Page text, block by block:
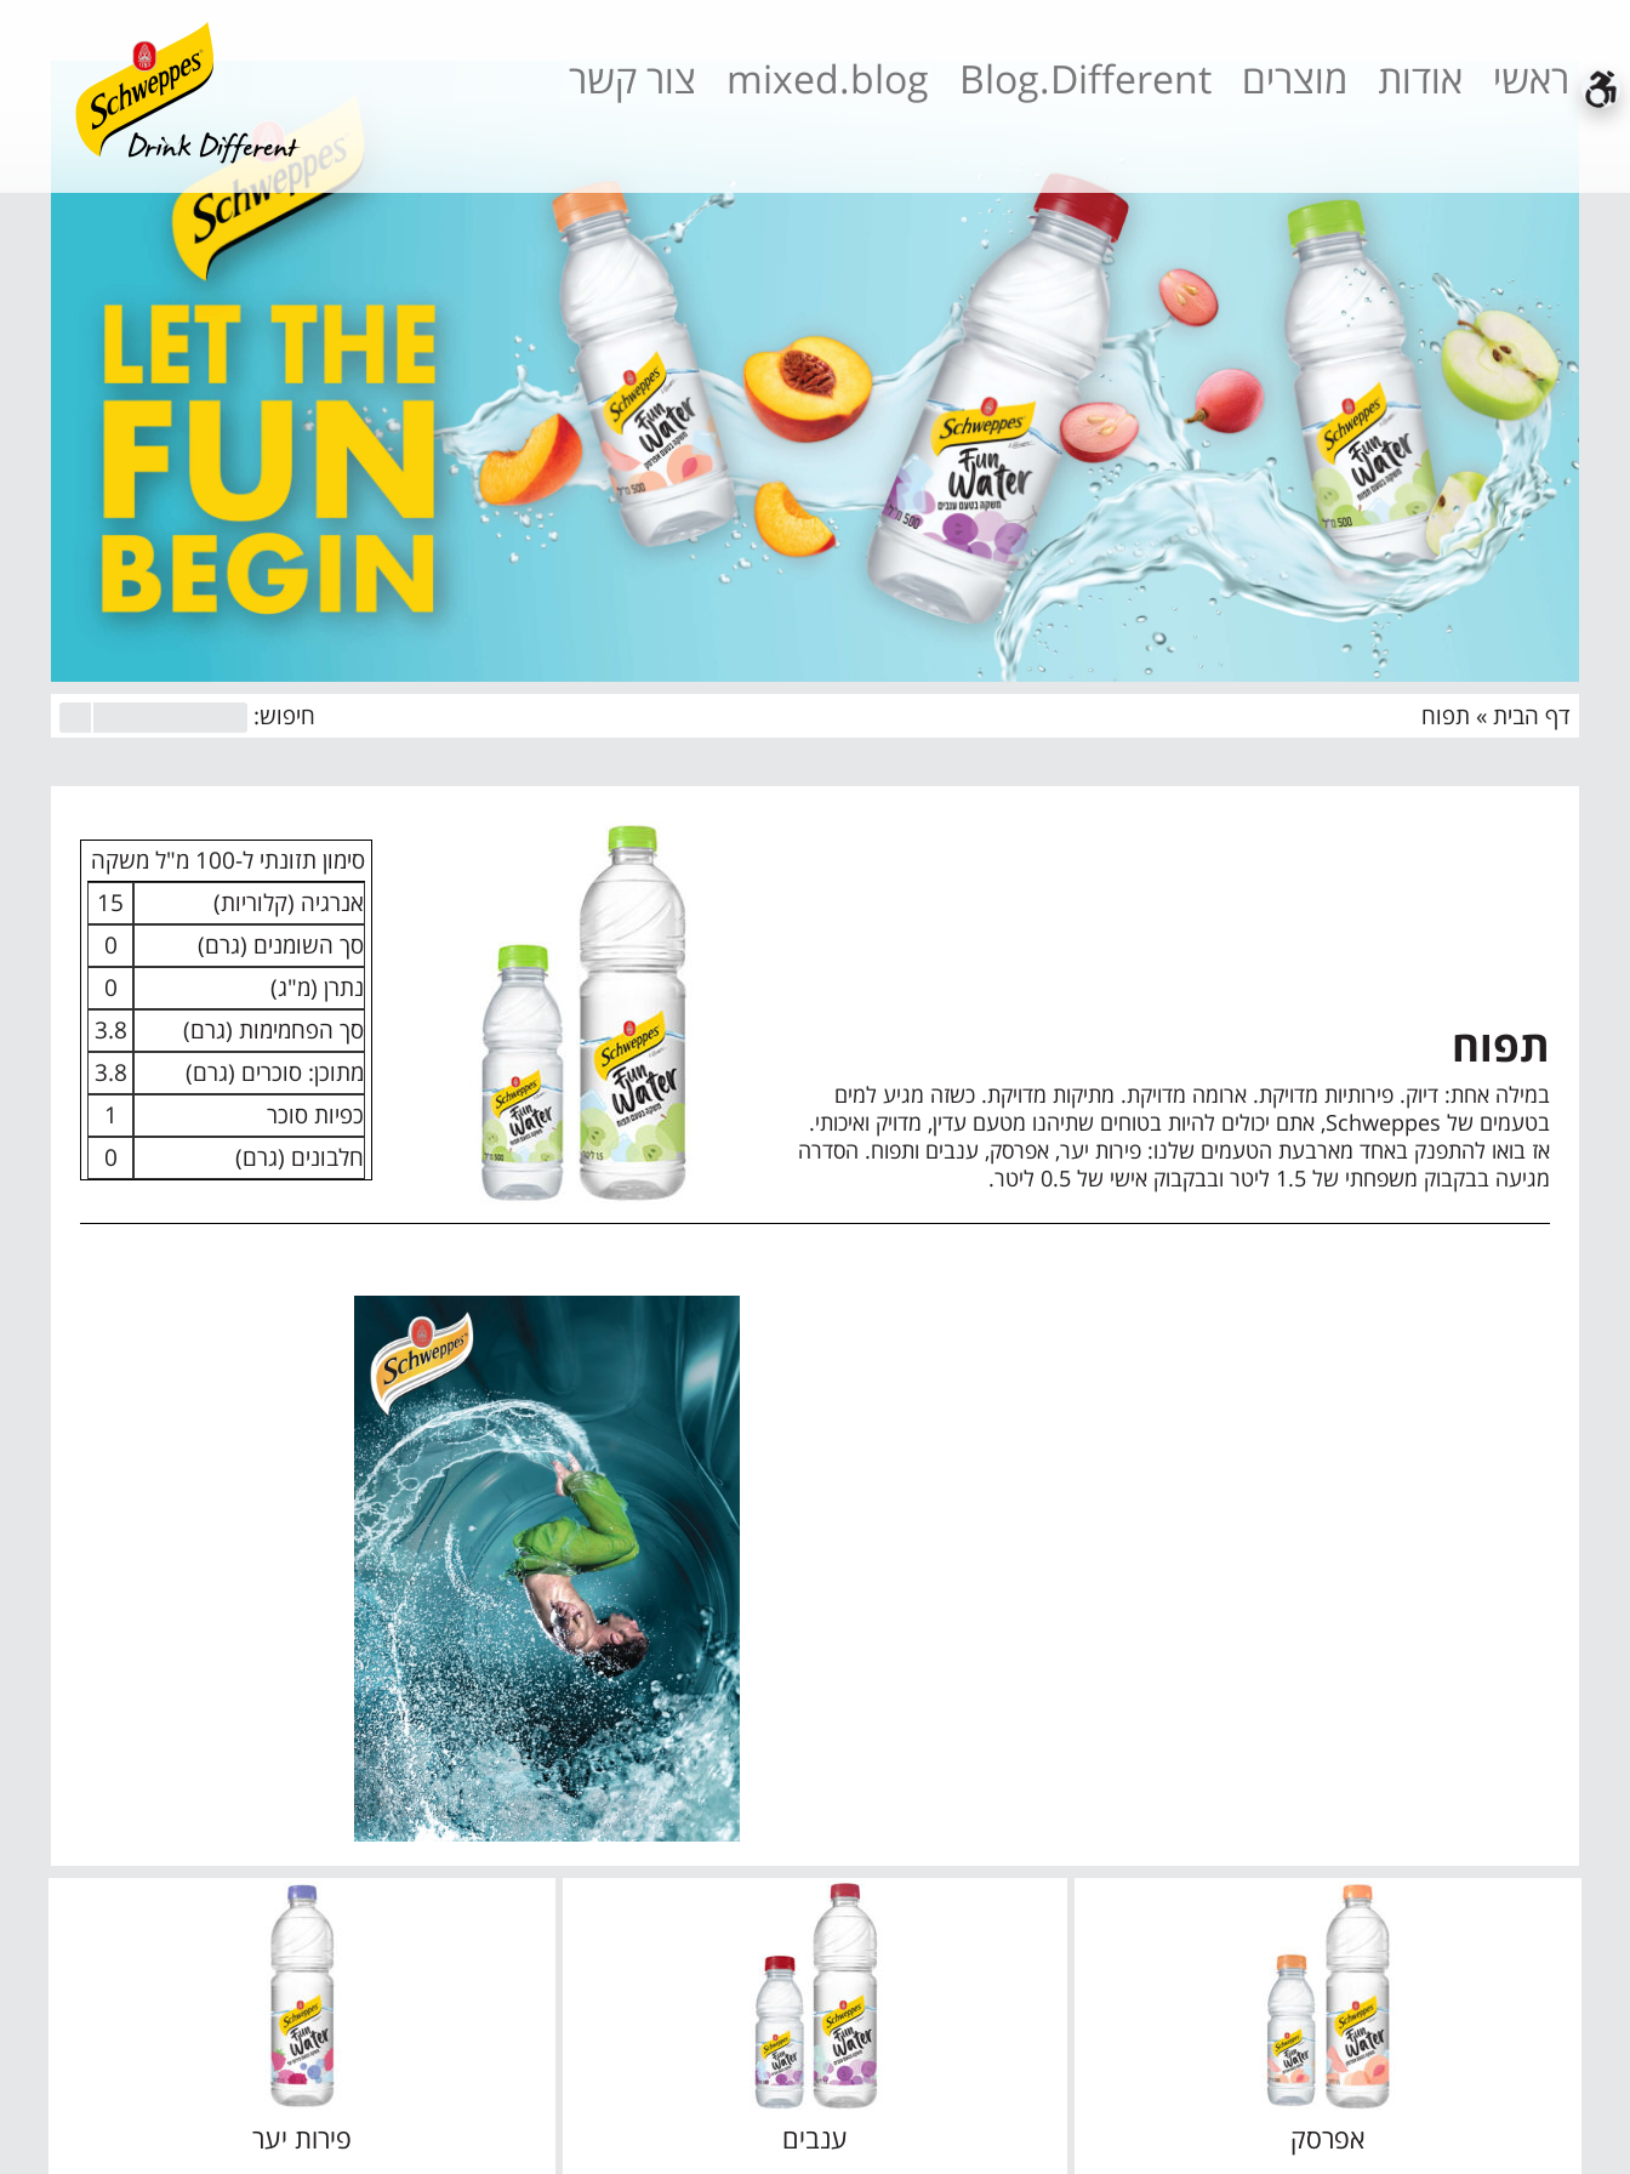
ראשי אודות מוצרים Blog.Different
mixed.blog צור קשר
דף הבית» תפוח חיפוש:
תפוח
במילה אחת: דיוק. פירותיות מדויקת. ארומה מדויקת. מתיקות מדויקת. כשזה מגיע למים
בטעמים של Schweppes, אתם יכולים להיות בטוחים שתיהנו מטעם עדין, מדויק ואיכותי.
אז בואו להתפנק באחד מארבעת הטעמים שלנו: פירות יער, אפרסק, ענבים ותפוח. הסדרה
מגיעה בבקבוק משפחתי של 1.5 ליטר ובבקבוק אישי של 0.5 ליטר.
סימון תזונתי ל-100 מ"ל משקה
אנרגיה (קלוריות)
15
סך השומנים (גרם)
0
נתרן (מ"ג)
0
סך הפחמימות (גרם)
3.8
מתוכן: סוכרים (גרם)
3.8
כפיות סוכר
1
חלבונים (גרם)
0
אפרסק ענבים פירות יער